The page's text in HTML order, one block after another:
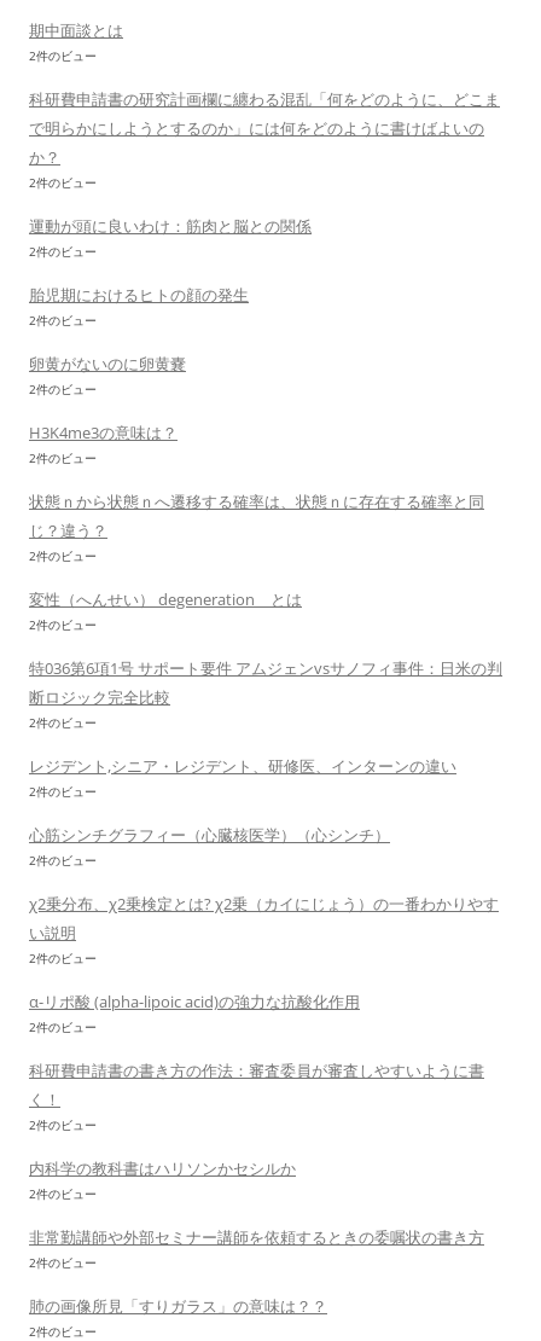
期中面談とは
2件のビュー
科研費申請書の研究計画欄に纏わる混乱「何をどのように、どこま
で明らかにしようとするのか」には何をどのように書けばよいの
か？
2件のビュー
運動が頭に良いわけ：筋肉と脳との関係
2件のビュー
胎児期におけるヒトの顔の発生
2件のビュー
卵黄がないのに卵黄嚢
2件のビュー
H3K4me3の意味は？
2件のビュー
状態ｎから状態ｎへ遷移する確率は、状態ｎに存在する確率と同
じ？違う？
2件のビュー
変性（へんせい） degeneration とは
2件のビュー
特036第6項1号 サポート要件 アムジェンvsサノフィ事件：日米の判
断ロジック完全比較
2件のビュー
レジデント,シニア・レジデント、研修医、インターンの違い
2件のビュー
心筋シンチグラフィー（心臓核医学）（心シンチ）
2件のビュー
χ2乗分布、χ2乗検定とは? χ2乗（カイにじょう）の一番わかりやす
い説明
2件のビュー
α-リポ酸 (alpha-lipoic acid)の強力な抗酸化作用
2件のビュー
科研費申請書の書き方の作法：審査委員が審査しやすいように書
く！
2件のビュー
内科学の教科書はハリソンかセシルか
2件のビュー
非常勤講師や外部セミナー講師を依頼するときの委嘱状の書き方
2件のビュー
肺の画像所見「すりガラス」の意味は？？
2件のビュー